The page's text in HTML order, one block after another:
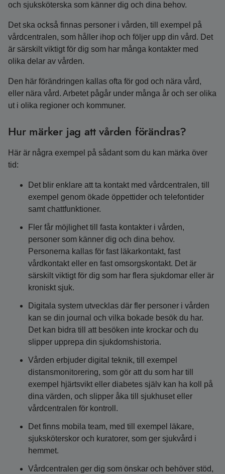
och sjuksköterska som känner dig och dina behov.
Det ska också finnas personer i vården, till exempel på
vårdcentralen, som håller ihop och följer upp din vård. Det
är särskilt viktigt för dig som har många kontakter med
olika delar av vården.
Den här förändringen kallas ofta för god och nära vård,
eller nära vård. Arbetet pågår under många år och ser olika
ut i olika regioner och kommuner.
Hur märker jag att vården förändras?
Här är några exempel på sådant som du kan märka över
tid:
Det blir enklare att ta kontakt med vårdcentralen, till
exempel genom ökade öppettider och telefontider
samt chattfunktioner.
Fler får möjlighet till fasta kontakter i vården,
personer som känner dig och dina behov.
Personerna kallas för fast läkarkontakt, fast
vårdkontakt eller en fast omsorgskontakt. Det är
särskilt viktigt för dig som har flera sjukdomar eller är
kroniskt sjuk.
Digitala system utvecklas där fler personer i vården
kan se din journal och vilka bokade besök du har.
Det kan bidra till att besöken inte krockar och du
slipper upprepa din sjukdomshistoria.
Vården erbjuder digital teknik, till exempel
distansmonitorering, som gör att du som har till
exempel hjärtsvikt eller diabetes själv kan ha koll på
dina värden, och slipper åka till sjukhuset eller
vårdcentralen för kontroll.
Det finns mobila team, med till exempel läkare,
sjuksköterskor och kuratorer, som ger sjukvård i
hemmet.
Vårdcentralen ger dig som önskar och behöver stöd,